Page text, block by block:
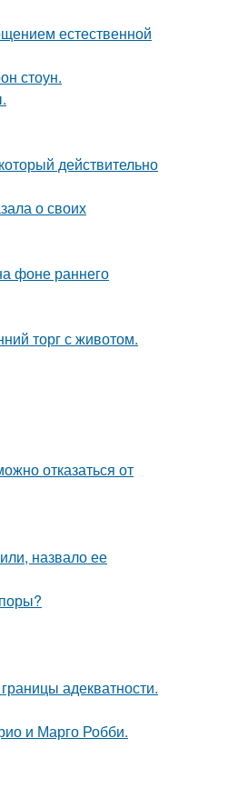
естественной
стоун.
действительно
о своих
фоне раннего
торг с животом.
отказаться от
назвало ее
адекватности.
и Марго Робби.